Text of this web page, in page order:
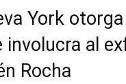
York
involucra al
Rocha